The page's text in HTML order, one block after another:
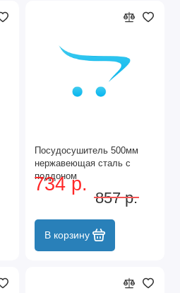
Посудосушитель 500мм
нержавеющая сталь с
поддоном
734 р.
857 р.
В корзину